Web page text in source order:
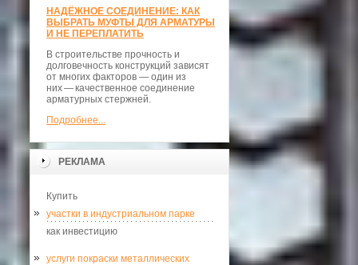
НАДЁЖНОЕ СОЕДИНЕНИЕ: КАК
ВЫБРАТЬ МУФТЫ ДЛЯ АРМАТУРЫ
И НЕ ПЕРЕПЛАТИТЬ
В строительстве прочность и
долговечность конструкций зависят
от многих факторов — один из
них — качественное соединение
арматурных стержней.
Подробнее...
РЕКЛАМА
Купить
участки в индустриальном парке
как инвестицию
услуги покраски металлических